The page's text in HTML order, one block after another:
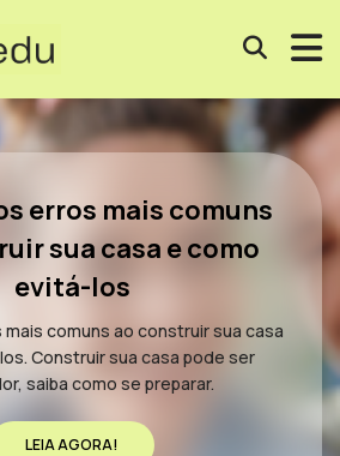
erros mais comuns
sua casa e como
evitá-los
comuns ao construir sua casa
Construir sua casa pode ser
saiba como se preparar.
LEIA AGORA!